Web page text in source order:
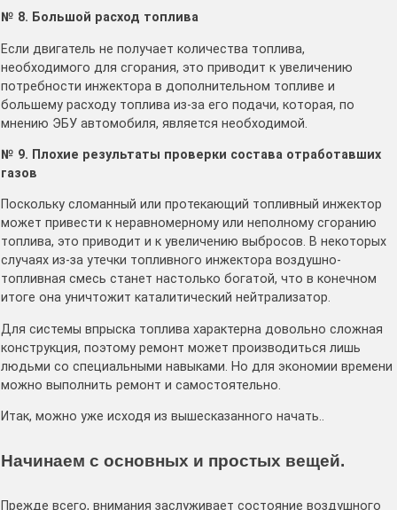
№ 8. Большой расход топлива
Если двигатель не получает количества топлива,
необходимого для сгорания, это приводит к увеличению
потребности инжектора в дополнительном топливе и
большему расходу топлива из-за его подачи, которая, по
мнению ЭБУ автомобиля, является необходимой.
№ 9. Плохие результаты проверки состава отработавших
газов
Поскольку сломанный или протекающий топливный инжектор
может привести к неравномерному или неполному сгоранию
топлива, это приводит и к увеличению выбросов. В некоторых
случаях из-за утечки топливного инжектора воздушно-
топливная смесь станет настолько богатой, что в конечном
итоге она уничтожит каталитический нейтрализатор.
Для системы впрыска топлива характерна довольно сложная
конструкция, поэтому ремонт может производиться лишь
людьми со специальными навыками. Но для экономии времени
можно выполнить ремонт и самостоятельно.
Итак, можно уже исходя из вышесказанного начать..
Начинаем с основных и простых вещей.
Прежде всего, внимания заслуживает состояние воздушного